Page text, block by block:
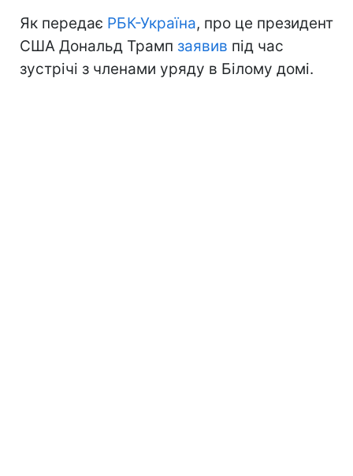
Як передає РБК-Україна, про це президент
США Дональд Трамп заявив під час
зустрічі з членами уряду в Білому домі.